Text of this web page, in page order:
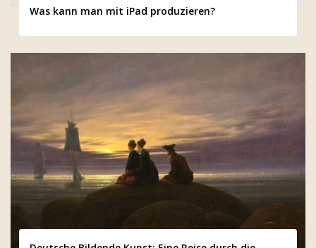
Was kann man mit iPad produzieren?